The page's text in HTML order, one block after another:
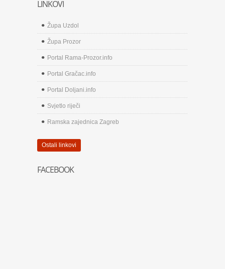
LINKOVI
Župa Uzdol
Župa Prozor
Portal Rama-Prozor.info
Portal Gračac.info
Portal Doljani.info
Svjetlo riječi
Ramska zajednica Zagreb
Ostali linkovi
FACEBOOK